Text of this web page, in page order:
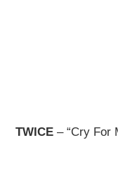
TWICE– “Cry For